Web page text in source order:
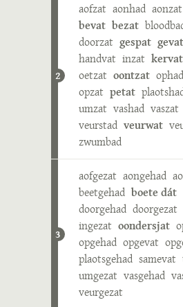
2
aofzat aonhad aonzat
bevat bezat
doorzat gespat gevat
handvat inzat kervat
oetzat oontzat ophad
opzat petat
umzat vashad vaszat
veurstad veurwat
zwumbad
3
aofgezat aongehad
beetgehad boete dát
doorgehad doorgezat
ingezat oondersjat
opgehad opgevat
plaotsgehad samevat
umgezat vasgehad
veurgezat